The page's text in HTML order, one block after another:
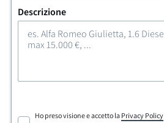
Descrizione
Ho preso visione e accetto la Privacy Policy